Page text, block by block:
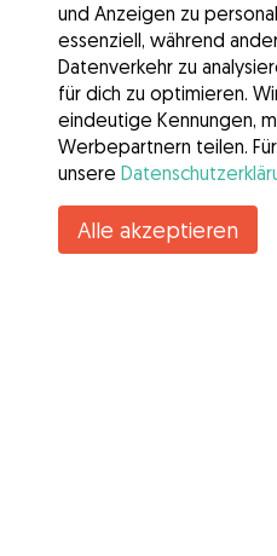
Kennst du die Vorteile
und Anzeigen zu
essenziell, während
Datenverkehr zu
für dich zu optimieren.
eindeutige Kennungen,
Werbepartnern teilen.
unsere
Alle akzeptieren